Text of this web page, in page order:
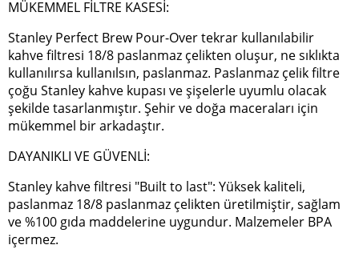
MÜKEMMEL FİLTRE KASESİ:
Stanley Perfect Brew Pour-Over tekrar kullanılabilir
kahve filtresi 18/8 paslanmaz çelikten oluşur, ne sıklıkta
kullanılırsa kullanılsın, paslanmaz. Paslanmaz çelik filtre
çoğu Stanley kahve kupası ve şişelerle uyumlu olacak
şekilde tasarlanmıştır. Şehir ve doğa maceraları için
mükemmel bir arkadaştır.
DAYANIKLI VE GÜVENLİ:
Stanley kahve filtresi "Built to last": Yüksek kaliteli,
paslanmaz 18/8 paslanmaz çelikten üretilmiştir, sağlam
ve %100 gıda maddelerine uygundur. Malzemeler BPA
içermez.